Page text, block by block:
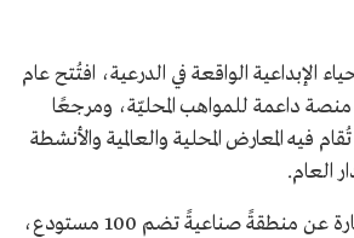
الإبداعية الواقعة في الدرعية، افتُتح عام
ويمثل منصة داعمة للمواهب المحليّة، ومرجعًا
فيه المعارض المحلية والعالمية والأنشطة
العام.
كان الحي في السابق عبارة عن منطقةً صناعيةً تضم 100 مستودع،